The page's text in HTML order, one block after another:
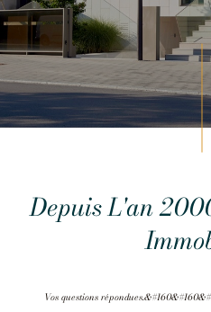
Depuis L'an
Vos questions